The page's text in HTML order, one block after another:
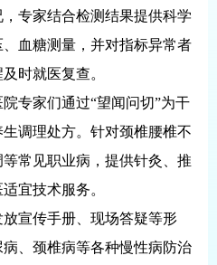
专家结合检测结果提供科学
血糖测量，并对指标异常者
时就医复查。
专家们通过“望闻问切”为干
调理处方。针对颈椎腰椎不
常见职业病，提供针灸、推
宜技术服务。
宣传手册、现场答疑等形
、颈椎病等各种慢性病防治